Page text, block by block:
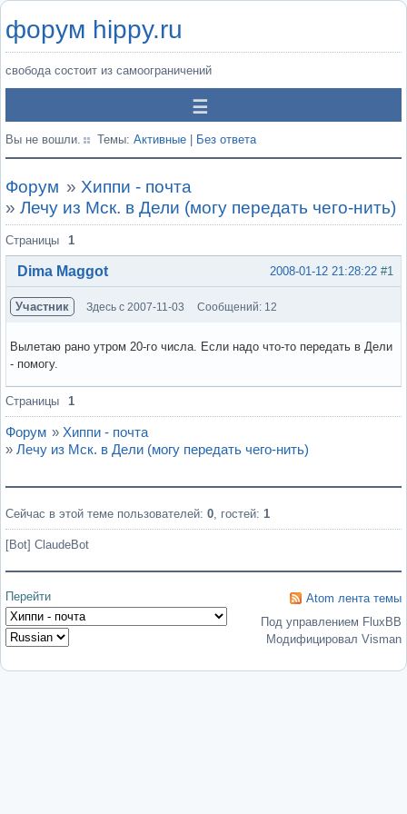
форум hippy.ru
свобода состоит из самоограничений
Вы не вошли. Темы: Активные Без ответа
Форум » Хиппи - почта
» Лечу из Мск. в Дели (могу передать чего-нить)
Страницы 1
#1
2008-01-12 21:28:22
Dima Maggot
Участник Здесь с 2007-11-03 Сообщений: 12
Вылетаю рано утром 20-го числа. Если надо что-то передать в Дели
- помогу.
Вне форума
Страницы 1
Форум » Хиппи - почта
» Лечу из Мск. в Дели (могу передать чего-нить)
Сейчас в этой теме пользователей: 0 , гостей: 1
[Bot] ClaudeBot
Перейти
Atom лента темы
Под управлением FluxBB
Модифицировал Visman